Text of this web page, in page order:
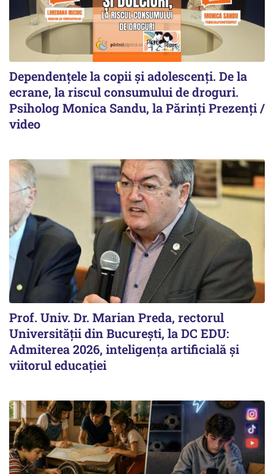
Dependențele la copii și adolescenți. De la
ecrane, la riscul consumului de droguri.
Psiholog Monica Sandu, la Părinți Prezenți /
video
Prof. Univ. Dr. Marian Preda, rectorul
Universității din București, la DC EDU:
Admiterea 2026, inteligența artificială și
viitorul educației